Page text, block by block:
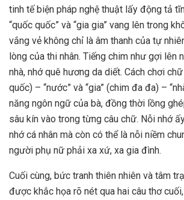
tinh tế biện pháp nghệ thuật lấy động tả
“quốc quốc” và “gia gia” vang lên trong
vắng vẻ không chỉ là âm thanh của tự
lòng của thi nhân. Tiếng chim như gợi lên
nhà, nhớ quê hương da diết. Cách chơi
quốc) – “nước” và “gia” (chim đa đa) –
năng ngôn ngữ của bà, đồng thời lồng
sâu kín vào trong từng câu chữ. Nỗi nhớ
nhớ cá nhân mà còn có thể là nỗi niềm
người phụ nữ phải xa xứ, xa gia đình.
Cuối cùng, bức tranh thiên nhiên và tâm
được khắc họa rõ nét qua hai câu thơ